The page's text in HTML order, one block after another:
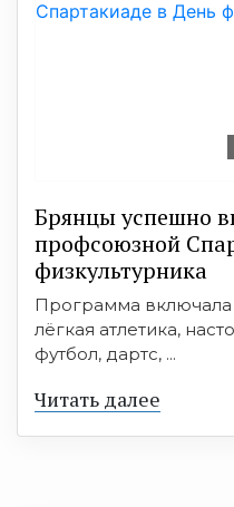
Брянцы успешно
профсоюзной
физкультурника
Программа включала
лёгкая атлетика,
футбол, дартс, ...
Читать далее